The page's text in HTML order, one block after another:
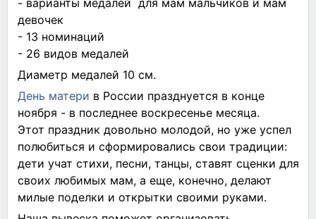
девочек
- 13 номинаций
- 26 видов медалей
Диаметр медалей 10 см.
День матери в России празднуется в конце
ноября - в последнее воскресенье месяца.
Этот праздник довольно молодой, но уже успел
полюбиться и сформировались свои традиции:
дети учат стихи, песни, танцы, ставят сценки для
своих любимых мам, а еще, конечно, делают
милые поделки и открытки своими руками.